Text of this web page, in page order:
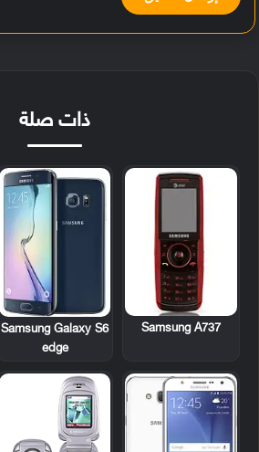
ذات صلة
Samsung A737
Samsung Galaxy S6
edge